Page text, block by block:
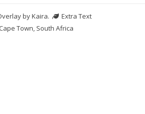
byKaira.
Extra Text
Cape Town, South Africa